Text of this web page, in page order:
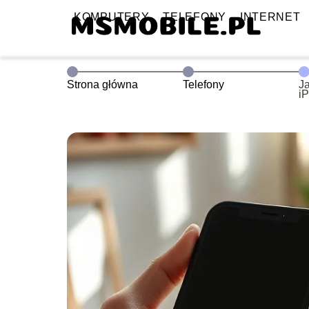
KOMPUTERY TELEFONY INTERNET
Strona główna Telefony